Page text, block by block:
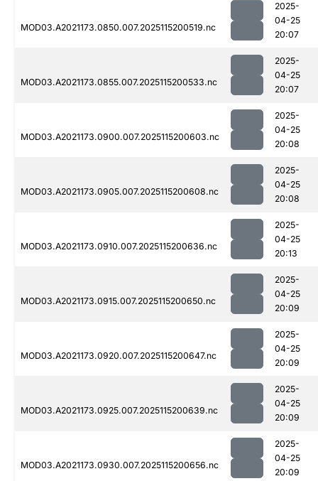
MOD03.A2021173.0850.007.2025115200519.nc
2025-
04-25
20:07
MOD03.A2021173.0855.007.2025115200533.nc
2025-
04-25
20:07
MOD03.A2021173.0900.007.2025115200603.nc
2025-
04-25
20:08
MOD03.A2021173.0905.007.2025115200608.nc
2025-
04-25
20:08
MOD03.A2021173.0910.007.2025115200636.nc
2025-
04-25
20:13
MOD03.A2021173.0915.007.2025115200650.nc
2025-
04-25
20:09
MOD03.A2021173.0920.007.2025115200647.nc
2025-
04-25
20:09
MOD03.A2021173.0925.007.2025115200639.nc
2025-
04-25
20:09
MOD03.A2021173.0930.007.2025115200656.nc
2025-
04-25
20:09